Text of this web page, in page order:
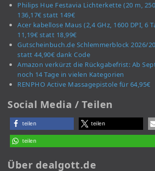
Philips Hue Festavia Lichterkette (20 m, 250
136,17€ statt 149€
Acer kabellose Maus (2,4 GHz, 1600 DPI, 6
11,19€ statt 18,99€
Gutscheinbuch.de Schlemmerblock 2026/
statt 44,90€ dank Code
Amazon verkürzt die Rückgabefrist: Ab
noch 14 Tage in vielen Kategorien
RENPHO Active Massagepistole für 64,95€
Social Media / Teilen
teilen teilen
teilen
Über dealgott.de